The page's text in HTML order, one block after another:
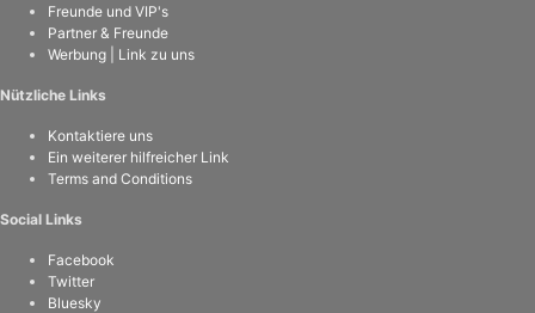
Freunde und VIP's
Partner & Freunde
Werbung | Link zu uns
Nützliche Links
Kontaktiere uns
Ein weiterer hilfreicher Link
Terms and Conditions
Social Links
Facebook
Twitter
Bluesky